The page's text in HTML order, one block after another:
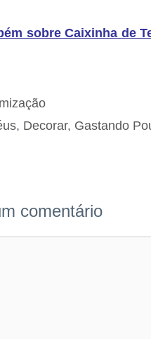
sobre Caixinha de
, Decorar, Gastando
comentário